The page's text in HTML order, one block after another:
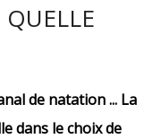
QUELLE
de natation ... La
dans le choix de